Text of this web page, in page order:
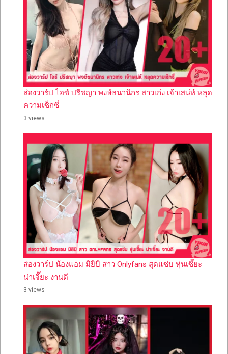
ส่องวาร์ป ไอซ์ ปรีชญา พงษ์ธนานิกร สาวเก่ง เจ้าเสน่ห์ หลุด
ความเซ็กซี่
3 views
ส่องวาร์ป น้องแอม มิยิบิ สาว Onlyfans สุดแซ่บ หุ่นเซี๊ยะ
น่าเจี๊ยะ งานดี
3 views